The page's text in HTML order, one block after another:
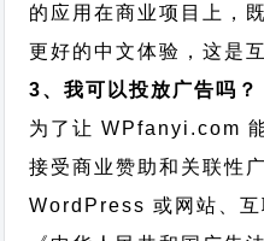
的应用在商业项目上，
更好的中文体验，这是
3、我可以投放广告吗？
为了让 WPfanyi.com
接受商业赞助和关联性
WordPress 或网站、互